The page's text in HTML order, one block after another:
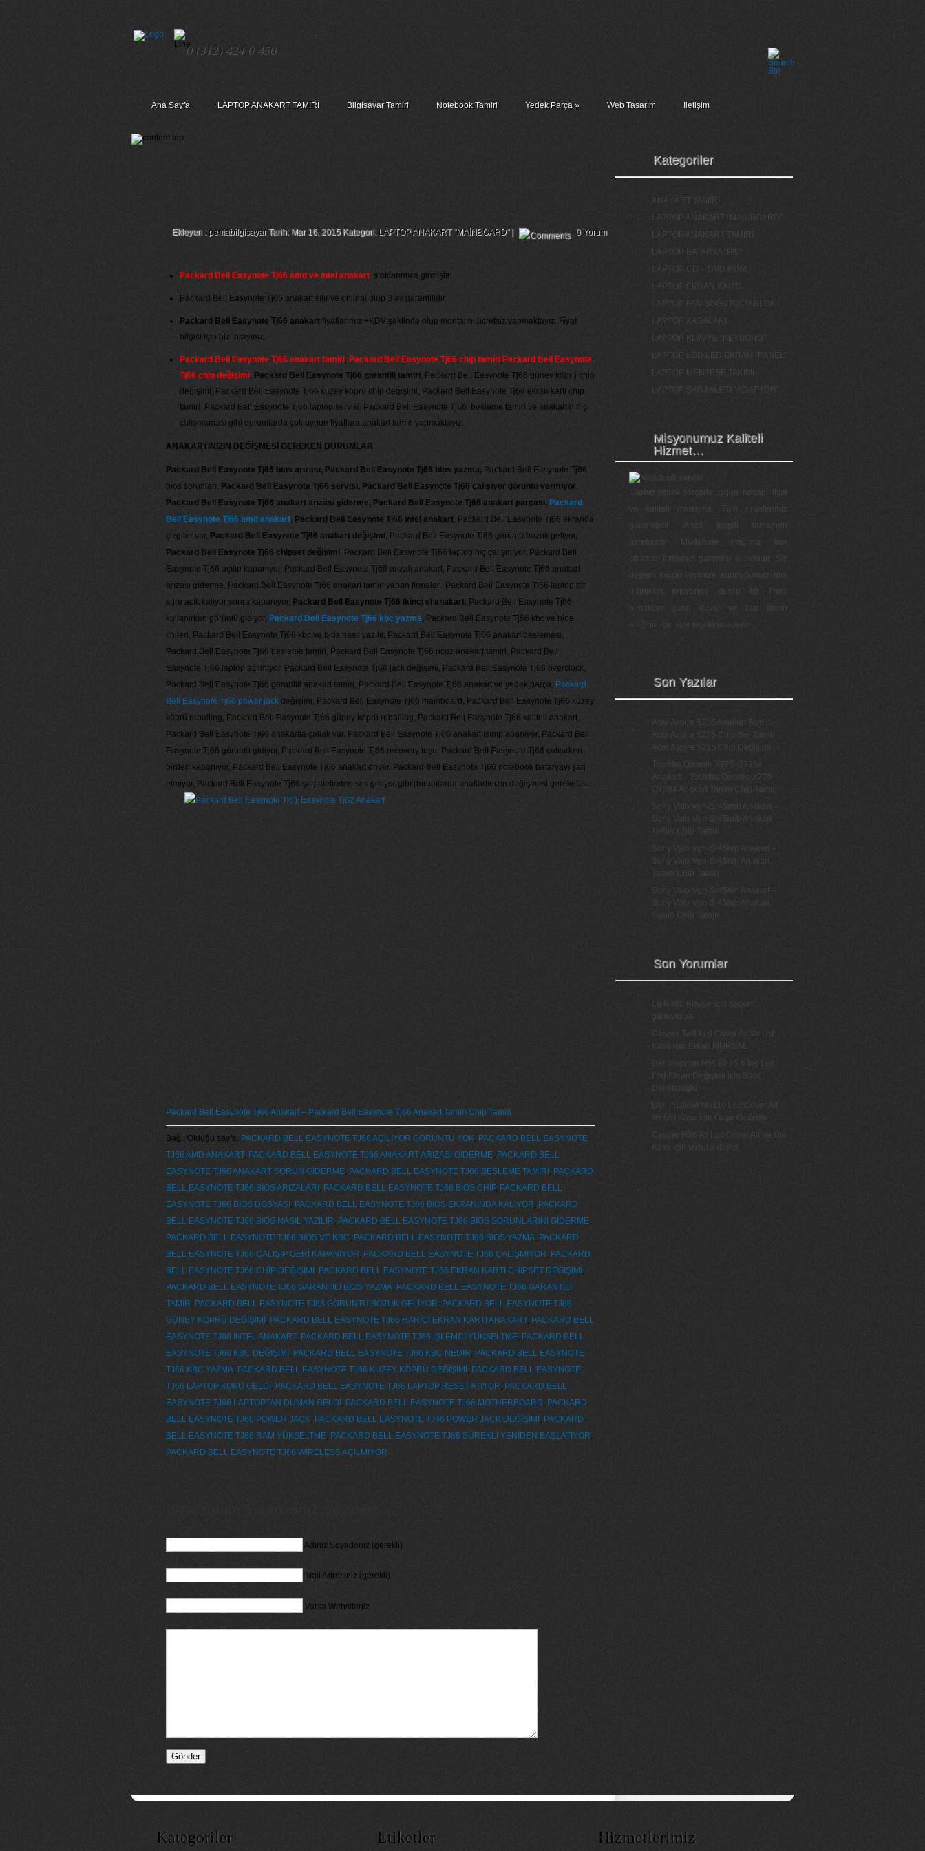
0 (312) 424 0 450
Ana Sayfa LAPTOP ANAKART TAMİRİ Bilgisayar Tamiri Notebook Tamiri Yedek Parça» Web Tasarım İletişim
Ekleyen : pemabilgisayarTarih: Mar 16, 2015 Kategori: LAPTOP ANAKART "MAİNBOARD"| 0 Yorum
Packard Bell Easynote Tj66 amd ve intel anakartstoklarımıza girmiştir.
Packard Bell Easynote Tj66 anakart sıfır ve orijinal olup 3 ay garantilidir.
Packard Bell Easynote Tj66 anakartfiyatlarımız +KDV şeklinde olup montajını ücretsiz yapmaktayız. Fiyat
bilgisi için bizi arayınız.
Packard Bell Easynote Tj66 anakart tamiri, Packard Bell Easynote Tj66 chip tamiri, Packard Bell Easynote
Tj66 chip değişimi, Packard Bell Easynote Tj66 garantili tamiri, Packard Bell Easynote Tj66 güney köprü chip
değişimi, Packard Bell Easynote Tj66 kuzey köprü chip değişimi, Packard Bell Easynote Tj66 ekran kartı chip
tamiri, Packard Bell Easynote Tj66 laptop servisi, Packard Bell Easynote Tj66 besleme tamiri ve anakartın hiç
çalışmaması gibi durumlarda çok uygun fiyatlara anakart tamiri yapmaktayız.
ANAKARTINIZIN DEĞİŞMESİ GEREKEN DURUMLAR
Packard Bell Easynote Tj66 bios arızası, Packard Bell Easynote Tj66 bios yazma, Packard Bell Easynote Tj66
bios sorunları, Packard Bell Easynote Tj66 servisi, Packard Bell Easynote Tj66 çalışıyor görüntü vermiyor,
Packard Bell Easynote Tj66 anakart arızası giderme, Packard Bell Easynote Tj66 anakart parçası, Packard
Bell Easynote Tj66 amd anakart, Packard Bell Easynote Tj66 intel anakart, Packard Bell Easynote Tj66 ekranda
çizgiler var, Packard Bell Easynote Tj66 anakart değişimi, Packard Bell Easynote Tj66 görüntü bozuk geliyor,
Packard Bell Easynote Tj66 chipset değişimi, Packard Bell Easynote Tj66 laptop hiç çalışmıyor, Packard Bell
Easynote Tj66 açılıp kapanıyor, Packard Bell Easynote Tj66 arızalı anakart, Packard Bell Easynote Tj66 anakart
arızası giderme, Packard Bell Easynote Tj66 anakart tamiri yapan firmalar, Packard Bell Easynote Tj66 laptop bir
süre acık kalıyor sonra kapanıyor, Packard Bell Easynote Tj66 ikinci el anakart, Packard Bell Easynote Tj66
kullanırken görüntü gidiyor, Packard Bell Easynote Tj66 kbc yazma,Packard Bell Easynote Tj66 kbc ve bios
chileri, Packard Bell Easynote Tj66 kbc ve bios nasıl yazılır, Packard Bell Easynote Tj66 anakart beslemesi,
Packard Bell Easynote Tj66 besleme tamiri, Packard Bell Easynote Tj66 ucuz anakart tamiri, Packard Bell
Easynote Tj66 laptop açılmıyor, Packard Bell Easynote Tj66 jack değişimi, Packard Bell Easynote Tj66 overclock,
Packard Bell Easynote Tj66 garantili anakart tamiri, Packard Bell Easynote Tj66 anakart ve yedek parça, Packard
Bell Easynote Tj66 power jackdeğişimi, Packard Bell Easynote Tj66 mainboard, Packard Bell Easynote Tj66 küzey
köprü reballing, Packard Bell Easynote Tj66 güney köprü reballing, Packard Bell Easynote Tj66 kaliteli anakart,
Packard Bell Easynote Tj66 anakartta çatlak var, Packard Bell Easynote Tj66 anakart ısınıp apanıyor, Packard Bell
Easynote Tj66 görüntü gidiyor, Packard Bell Easynote Tj66 recovery tuşu, Packard Bell Easynote Tj66 çalışırken
birden kapanıyor, Packard Bell Easynote Tj66 anakart driver, Packard Bell Easynote Tj66 notebook bataryayı şarj
etmiyor, Packard Bell Easynote Tj66 şarj aletinden ses geliyor gibi durumlarda anakartınızın değişmesi gerekebilir.
Packard Bell Easynote Tj66 Anakart – Packard Bell Easynote Tj66 Anakart Tamiri Chip Tamiri
Bağlı Olduğu sayfa: PACKARD BELL EASYNOTE TJ66 AÇILIYOR GÖRÜNTÜ YOK, PACKARD BELL EASYNOTE
TJ66 AMD ANAKART, PACKARD BELL EASYNOTE TJ66 ANAKART ARIZASI GİDERME, PACKARD BELL
EASYNOTE TJ66 ANAKART SORUN GİDERME, PACKARD BELL EASYNOTE TJ66 BESLEME TAMİRİ , PACKARD
BELL EASYNOTE TJ66 BİOS ARIZALARI , PACKARD BELL EASYNOTE TJ66 BİOS CHİP, PACKARD BELL
EASYNOTE TJ66 BİOS DOSYASI , PACKARD BELL EASYNOTE TJ66 BİOS EKRANINDA KALIYOR, PACKARD
BELL EASYNOTE TJ66 BİOS NASIL YAZILIR, PACKARD BELL EASYNOTE TJ66 BİOS SORUNLARINI GİDERME,
PACKARD BELL EASYNOTE TJ66 BİOS VE KBC, PACKARD BELL EASYNOTE TJ66 BİOS YAZMA, PACKARD
BELL EASYNOTE TJ66 ÇALIŞIP GERİ KAPANIYOR, PACKARD BELL EASYNOTE TJ66 ÇALIŞMIYOR, PACKARD
BELL EASYNOTE TJ66 CHİP DEĞİŞİMİ , PACKARD BELL EASYNOTE TJ66 EKRAN KARTI CHİPSET DEĞİŞİMİ ,
PACKARD BELL EASYNOTE TJ66 GARANTİLİ BİOS YAZMA, PACKARD BELL EASYNOTE TJ66 GARANTİLİ
TAMİR, PACKARD BELL EASYNOTE TJ66 GÖRÜNTÜ BOZUK GELİYOR, PACKARD BELL EASYNOTE TJ66
GÜNEY KÖPRÜ DEĞİŞİMİ , PACKARD BELL EASYNOTE TJ66 HARİCİ EKRAN KARTI ANAKART, PACKARD BELL
EASYNOTE TJ66 İNTEL ANAKART, PACKARD BELL EASYNOTE TJ66 İŞLEMCİ YÜKSELTME, PACKARD BELL
EASYNOTE TJ66 KBC DEĞİŞİMİ , PACKARD BELL EASYNOTE TJ66 KBC NEDİR, PACKARD BELL EASYNOTE
TJ66 KBC YAZMA, PACKARD BELL EASYNOTE TJ66 KUZEY KÖPRÜ DEĞİŞİMİ , PACKARD BELL EASYNOTE
TJ66 LAPTOP KOKU GELDİ , PACKARD BELL EASYNOTE TJ66 LAPTOP RESET ATIYOR, PACKARD BELL
EASYNOTE TJ66 LAPTOPTAN DUMAN GELDİ , PACKARD BELL EASYNOTE TJ66 MOTHERBOARD, PACKARD
BELL EASYNOTE TJ66 POWER JACK, PACKARD BELL EASYNOTE TJ66 POWER JACK DEĞİŞİMİ , PACKARD
BELL EASYNOTE TJ66 RAM YÜKSELTME, PACKARD BELL EASYNOTE TJ66 SÜREKLİ YENİDEN BAŞLATIYOR,
PACKARD BELL EASYNOTE TJ66 WİRELESS AÇILMIYOR
Adınız Soyadonız (gerekli)
Mail Adresiniz (gerekli)
Varsa Websiteniz
Kategoriler
ANAKART TAMİRİ
LAPTOP ANAKART "MAİNBOARD"
LAPTOP ANAKART TAMİRİ
LAPTOP BATARYA "PİL"
LAPTOP CD – DVD ROM
LAPTOP EKRAN KARTI
LAPTOP FAN SOĞUTUCU BLOK
LAPTOP KASALARI
LAPTOP KLAVYE "KEYBORD"
LAPTOP LCD LED EKRAN "PANEL"
LAPTOP MENTEŞE TAKIMI
LAPTOP ŞARJ ALETİ "ADAPTÖR"
Misyonumuz Kaliteli
Hizmet…
Laptop yedek parçada uygun, hesaplı fiyat
ve kaliteli malzeme. Tüm ürünlerimiz
garantilidir. Arıza tespiti tamamen
ücretsizdir. Müdahale ettiğimiz tüm
cihazlar firmamız garantisi altındadır. Siz
değerli müşterilerimize sunduğumuz tüm
ürünlerin arkasında duran bir firma
olmaktan gurur duyar ve bizi tercih
ettiğiniz için size teşekkür ederiz...
Son Yazılar
Acer Aspire 5235 Anakart Tamiri –
Acer Aspire 5235 Chip Set Tamiri –
Acer Aspire 5235 Chip Değişimi
Toshiba Qosmio X775-Q7384
Anakart – Toshiba Qosmio X775-
Q7384 Anakart Tamiri Chip Tamiri
Sony Vaio Vgn-Sr45m/b Anakart –
Sony Vaio Vgn-Sr45m/b Anakart
Tamiri Chip Tamiri
Sony Vaio Vgn-Sr45h/p Anakart –
Sony Vaio Vgn-Sr45h/p Anakart
Tamiri Chip Tamiri
Sony Vaio Vgn-Sr45h/n Anakart –
Sony Vaio Vgn-Sr45h/n Anakart
Tamiri Chip Tamiri
Son Yorumlar
Lg R400 Klavye için
şevket
güneykaya
Casper Tw8 Lcd Cover Alt Ve Üst
Kasa
için
Erkan MURSAL
Dell Inspiron N5010 15.6 İnç Lcd
Led Ekran Değişimi
için Suat
Demircioğlu
Dell İnspiron N5110 Lcd Cover Alt
Ve Üst Kasa
için
Özge Özdemir
Casper H36 Ati Lcd Cover Alt Ve Üst
Kasa
için yusuf akbulut
Kategoriler Etiketler Hizmetlerimiz